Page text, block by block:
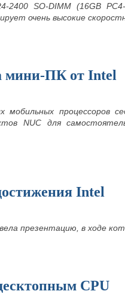
2400 SO-DIMM (16GB
очень высокие
мини-ПК от Intel
мобильных процессоров
NUC для
Intel
презентацию, в ходе
CPU